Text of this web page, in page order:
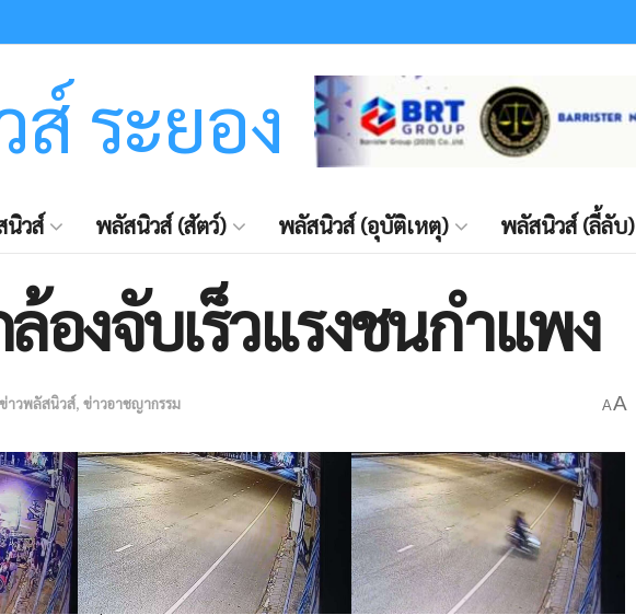
ระยอง
นิวส์ พลัสนิวส์ (สัตว์) พลัสนิวส์ (อุบัติเหตุ) พลัสนิวส์ (ลี้ลับ)
องจับเร็วแรงชนกำแพง
ข่าวพลัสนิวส์, ข่าวอาชญากรรม AA